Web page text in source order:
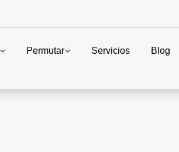
Permutar Servicios Blog